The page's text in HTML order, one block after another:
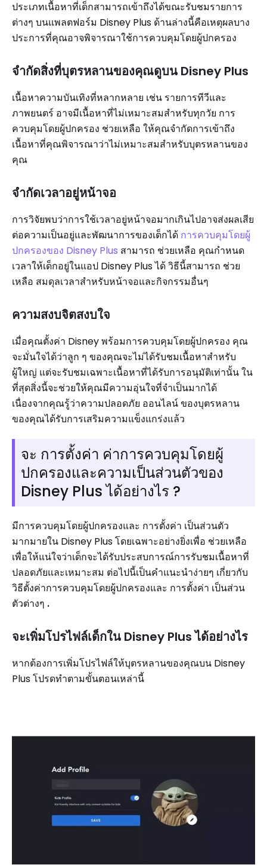
ประเภทเนื้อหาที่เด็กสามารถเข้าถึงได้ขณะรับชมรายการ
ต่างๆ บนแพลตฟอร์ม Disney Plus ด้านล่างนี้คือเหตุผลบาง
ประการที่คุณอาจพิจารณาใช้การควบคุมโดยผู้ปกครอง
จำกัดสิ่งที่บุตรหลานของคุณดูบน Disney Plus
เนื้อหาความบันเทิงที่หลากหลาย เช่น รายการทีวีและ
ภาพยนตร์ อาจมีเนื้อหาที่ไม่เหมาะสมสำหรับทุกวัย การ
ควบคุมโดยผู้ปกครอง ช่วยเหลือ ให้คุณจำกัดการเข้าถึง
เนื้อหาที่คุณพิจารณาว่าไม่เหมาะสมสำหรับบุตรหลานของ
คุณ
จำกัดเวลาอยู่หน้าจอ
การวิจัยพบว่าการใช้เวลาอยู่หน้าจอมากเกินไปอาจส่งผลเสีย
ต่อความเป็นอยู่และพัฒนาการของเด็กได้ การควบคุมโดยผู้
ปกครองของ Disney Plus สามารถ ช่วยเหลือ คุณกำหนด
เวลาให้เด็กอยู่ในแอป Disney Plus ได้ วิธีนี้สามารถ ช่วย
เหลือ สมดุลเวลาสำหรับหน้าจอและกิจกรรมอื่นๆ
ความสงบจิตสงบใจ
เมื่อคุณตั้งค่า Disney พร้อมการควบคุมโดยผู้ปกครอง คุณ
จะมั่นใจได้ว่าลูก ๆ ของคุณจะไม่ได้รับชมเนื้อหาสำหรับ
ผู้ใหญ่ แต่จะรับชมเฉพาะเนื้อหาที่ได้รับการอนุมัติเท่านั้น ใน
ที่สุดสิ่งนี้จะช่วยให้คุณมีความอุ่นใจที่จำเป็นมากได้
เนื่องจากคุณรู้ว่าความปลอดภัย ออนไลน์ ของบุตรหลาน
ของคุณได้รับการเสริมความแข็งแกร่งแล้ว
จะ การตั้งค่า ค่าการควบคุมโดยผู้
ปกครองและความเป็นส่วนตัวของ
Disney Plus ได้อย่างไร ?
มีการควบคุมโดยผู้ปกครองและ การตั้งค่า เป็นส่วนตัว
มากมายใน Disney Plus โดยเฉพาะอย่างยิ่งเพื่อ ช่วยเหลือ
เพื่อให้แน่ใจว่าเด็กจะได้รับประสบการณ์การรับชมเนื้อหาที่
ปลอดภัยและเหมาะสม ต่อไปนี้เป็นคำแนะนำง่ายๆ เกี่ยวกับ
วิธีตั้งค่าการควบคุมโดยผู้ปกครองและ การตั้งค่า เป็นส่วน
ตัวต่างๆ .
จะเพิ่มโปรไฟล์เด็กใน Disney Plus ได้อย่างไร
หากต้องการเพิ่มโปรไฟล์ให้บุตรหลานของคุณบน Disney
Plus โปรดทำตามขั้นตอนเหล่านี้